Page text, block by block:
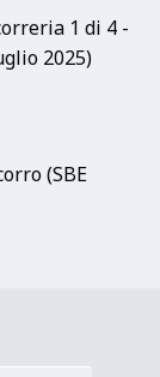
1 di 4 -
2025)
(SBE